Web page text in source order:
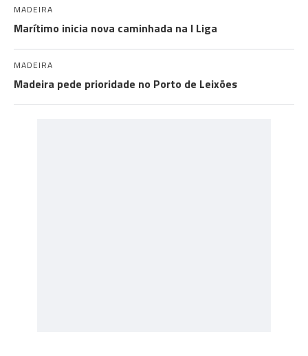
MADEIRA
Marítimo inicia nova caminhada na I Liga
MADEIRA
Madeira pede prioridade no Porto de Leixões